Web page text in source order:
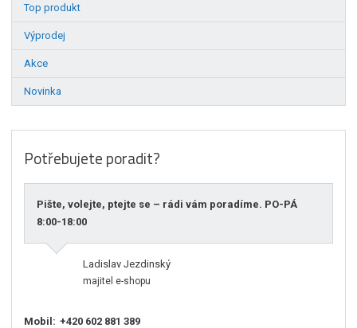
Top produkt
Výprodej
Akce
Novinka
Potřebujete poradit?
Pište, volejte, ptejte se – rádi vám poradíme. PO-PÁ
8:00-18:00
Ladislav Jezdinský
majitel e-shopu
Mobil: +420 602 881 389